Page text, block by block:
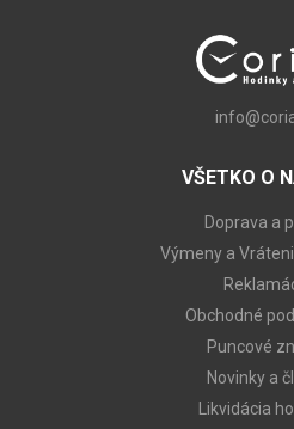
VŠETKO O
Doprava a
Výmeny a
Obchodné
Puncové
Novinky a
Likvidácia